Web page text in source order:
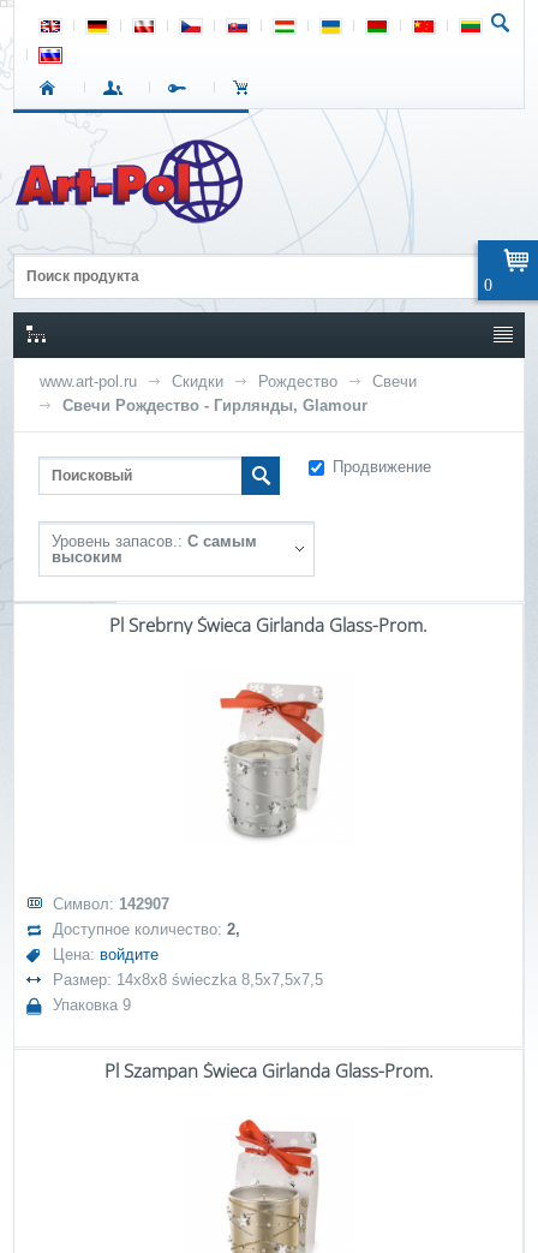
www.art-pol.ru Скидки Рождество
Свечи
Свечи Рождество - Гирлянды, Glamour
Продвижение
Уровень запасов.: С самым
высоким
Pl Srebrny Świeca Girlanda Glass-Prom.
Символ: 142907
Доступное количество:2,
Цена: войдите
Размер: 14x8x8 świeczka 8,5x7,5x7,5
Упаковка 9
Pl Szampan Świeca Girlanda Glass-Prom.
0